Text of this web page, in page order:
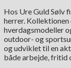
Hos Ure Guld Sølv
herrer.
hverdagsmodeller
outdoor- og
og udviklet til en
både arbejde, fritid